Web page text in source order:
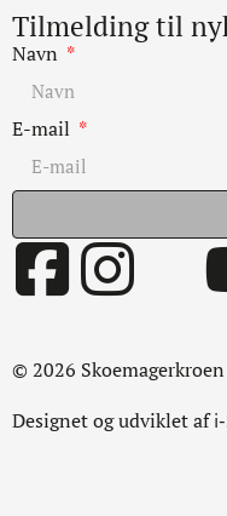
Tilmelding til
Navn
E-mail
© 2026 Skoemagerkroen
Designet og udviklet af